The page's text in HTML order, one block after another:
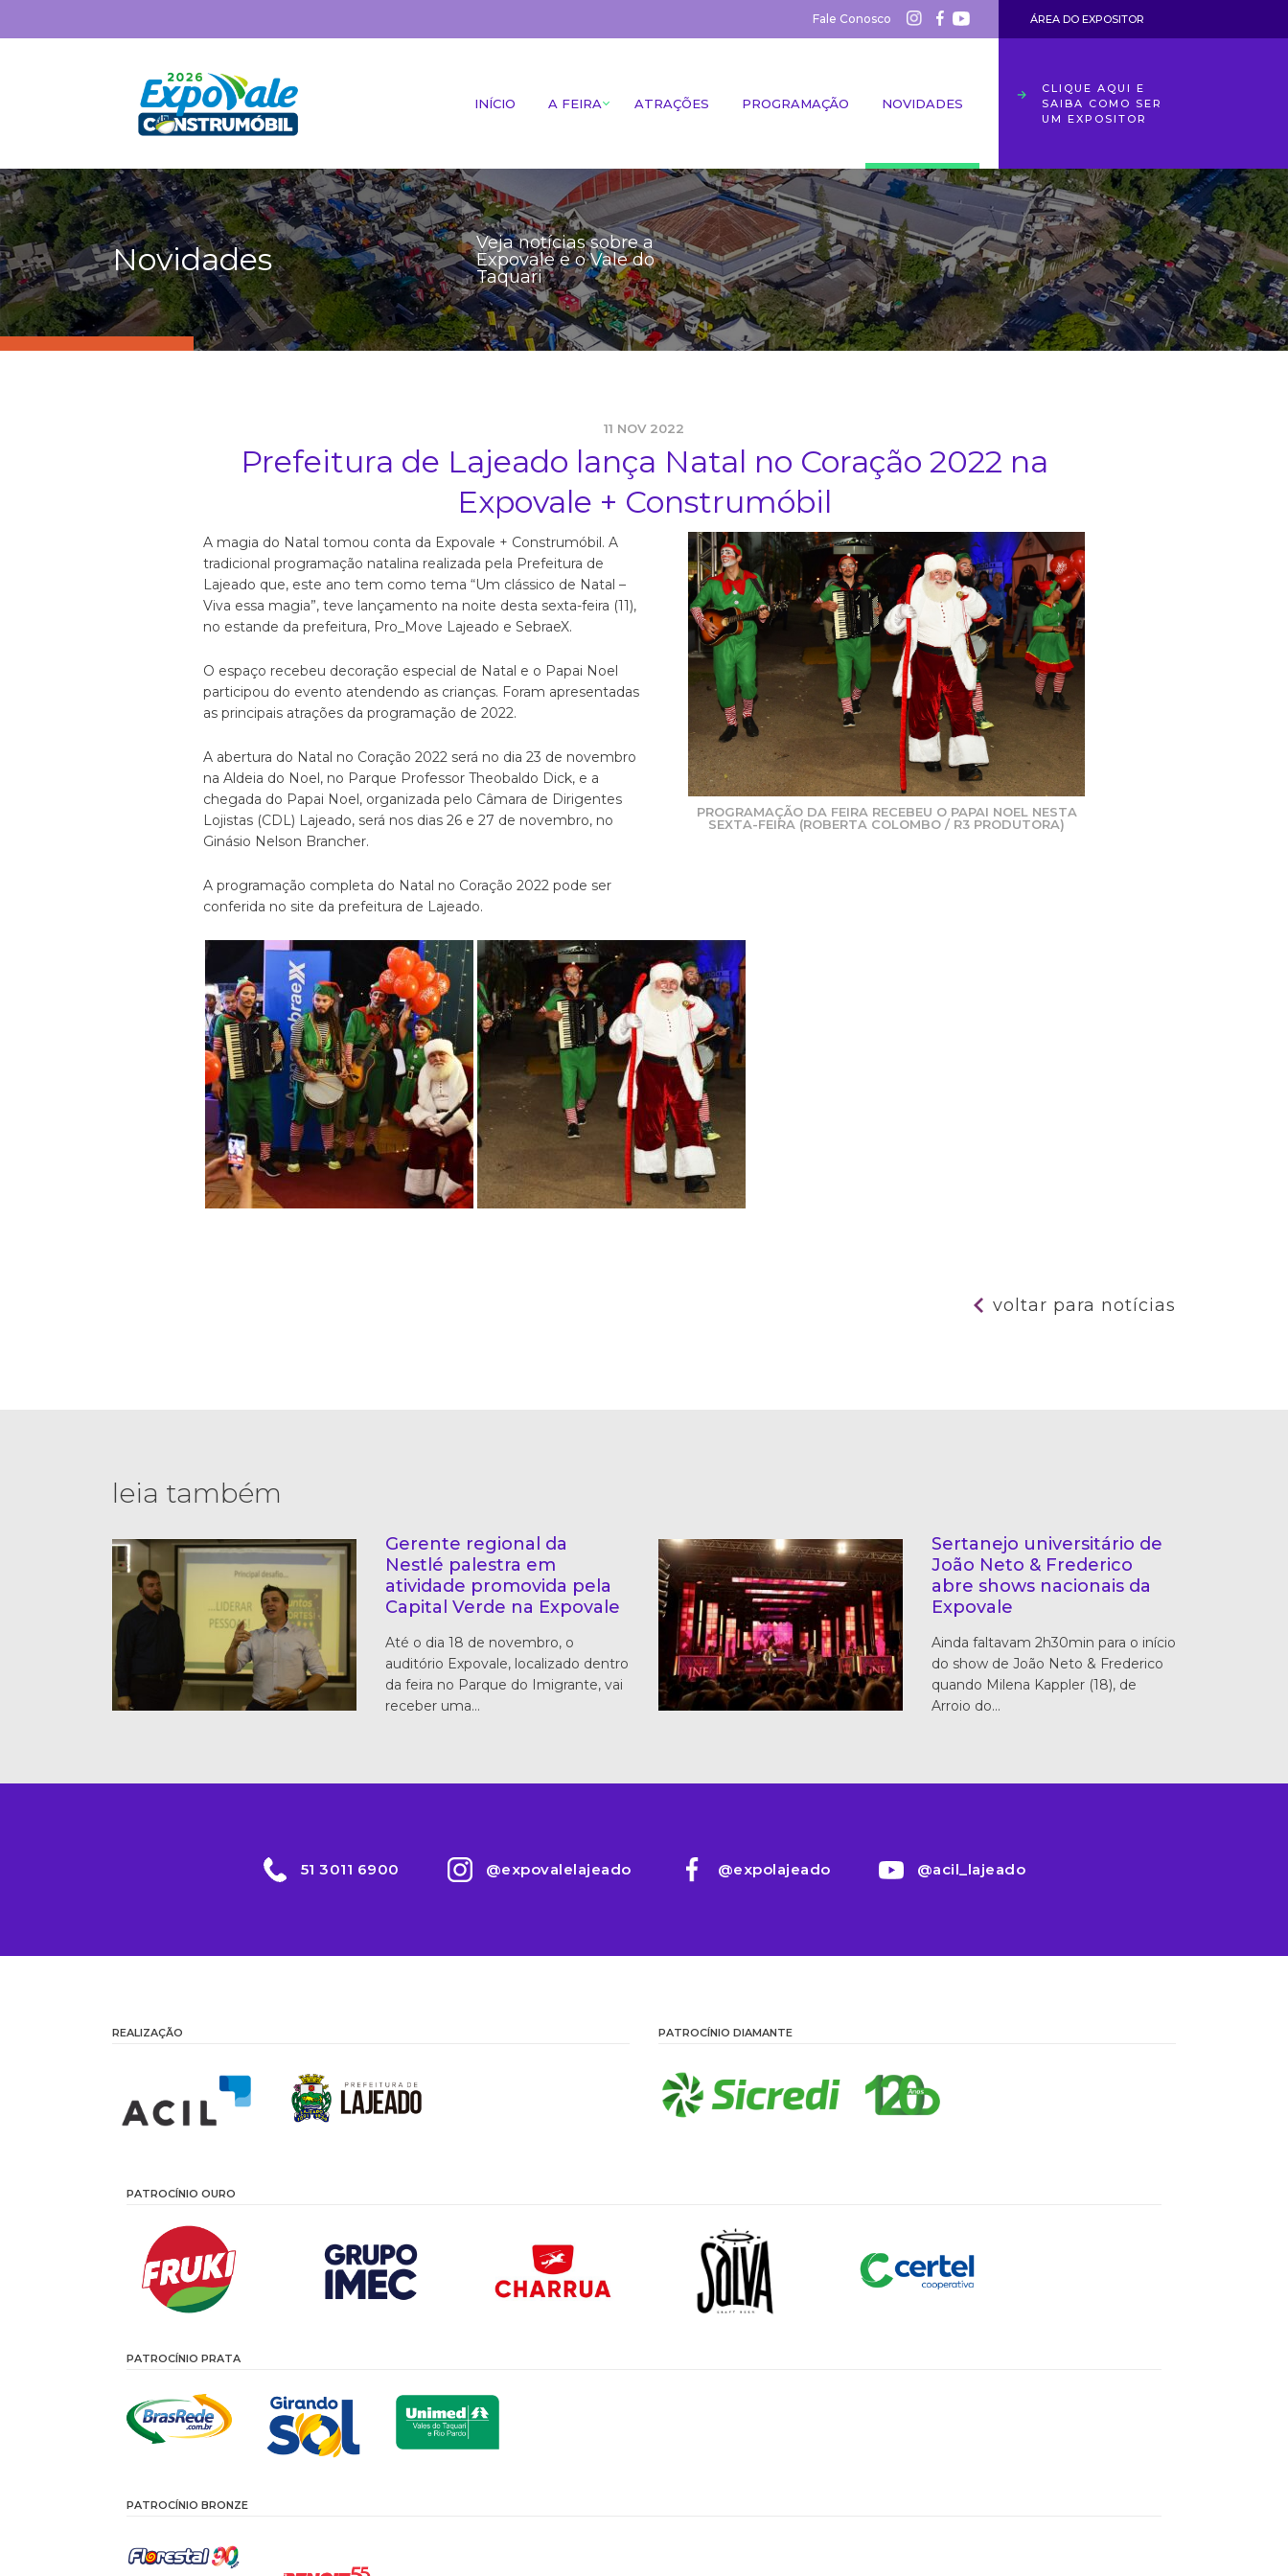
Fale Conosco ÁREA DO EXPOSITOR
INÍCIO A FEIRA ATRAÇÕES PROGRAMAÇÃO NOVIDADES
CLIQUE AQUI E
SAIBA COMO SER
UM EXPOSITOR
Novidades
Veja notícias sobre a
Expovale e o Vale do
Taquari
11 NOV 2022
Prefeitura de Lajeado lança Natal no Coração 2022 na
Expovale + Construmóbil
PROGRAMAÇÃO DA FEIRA RECEBEU O PAPAI NOEL NESTA
SEXTA-FEIRA (ROBERTA COLOMBO / R3 PRODUTORA)
A magia do Natal tomou conta da Expovale + Construmóbil. A
tradicional programação natalina realizada pela Prefeitura de
Lajeado que, este ano tem como tema “Um clássico de Natal –
Viva essa magia”, teve lançamento na noite desta sexta-feira (11),
no estande da prefeitura, Pro_Move Lajeado e SebraeX.
O espaço recebeu decoração especial de Natal e o Papai Noel
participou do evento atendendo as crianças. Foram apresentadas
as principais atrações da programação de 2022.
A abertura do Natal no Coração 2022 será no dia 23 de novembro
na Aldeia do Noel, no Parque Professor Theobaldo Dick, e a
chegada do Papai Noel, organizada pelo Câmara de Dirigentes
Lojistas (CDL) Lajeado, será nos dias 26 e 27 de novembro, no
Ginásio Nelson Brancher.
A programação completa do Natal no Coração 2022 pode ser
conferida no site da prefeitura de Lajeado.
voltar para notícias
leia também
Gerente regional da
Nestlé palestra em
atividade promovida pela
Capital Verde na Expovale
Até o dia 18 de novembro, o
auditório Expovale, localizado dentro
da feira no Parque do Imigrante, vai
receber uma…
Sertanejo universitário de
João Neto & Frederico
abre shows nacionais da
Expovale
Ainda faltavam 2h30min para o início
do show de João Neto & Frederico
quando Milena Kappler (18), de
Arroio do…
51 3011 6900 @expovalelajeado @expolajeado @acil_lajeado
REALIZAÇÃO PATROCÍNIO DIAMANTE
PATROCÍNIO OURO
PATROCÍNIO PRATA
PATROCÍNIO BRONZE